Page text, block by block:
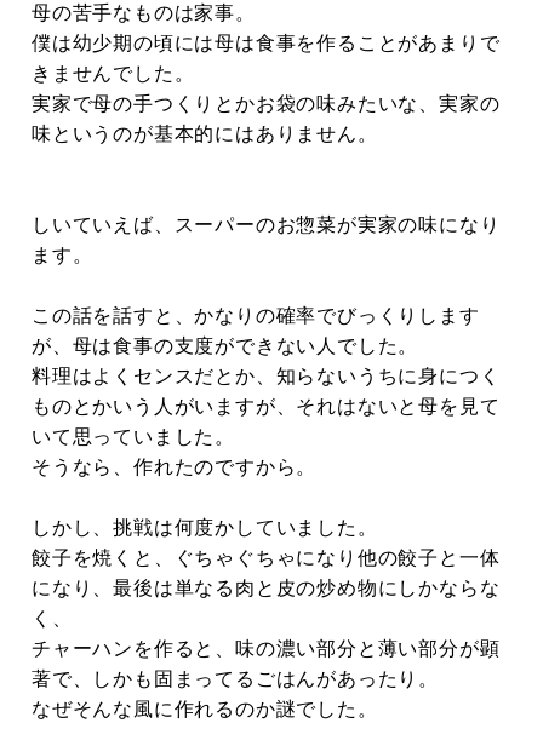
母の苦手なものは家事。
僕は幼少期の頃には母は食事を作ることがあまりで
きませんでした。
実家で母の手つくりとかお袋の味みたいな、実家の
味というのが基本的にはありません。
しいていえば、スーパーのお惣菜が実家の味になり
ます。
この話を話すと、かなりの確率でびっくりします
が、母は食事の支度ができない人でした。
料理はよくセンスだとか、知らないうちに身につく
ものとかいう人がいますが、それはないと母を見て
いて思っていました。
そうなら、作れたのですから。
しかし、挑戦は何度かしていました。
餃子を焼くと、ぐちゃぐちゃになり他の餃子と一体
になり、最後は単なる肉と皮の炒め物にしかならな
く、
チャーハンを作ると、味の濃い部分と薄い部分が顕
著で、しかも固まってるごはんがあったり。
なぜそんな風に作れるのか謎でした。